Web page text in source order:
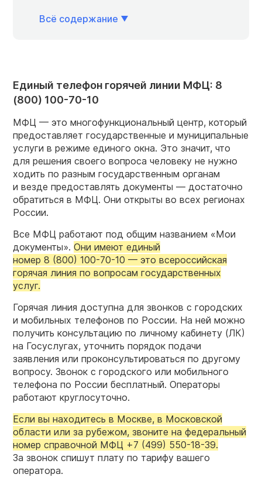
Всё содержание
Единый телефон горячей линии МФЦ: 8
(800) 100-70-10
МФЦ — это многофункциональный центр, который
предоставляет государственные и муниципальные
услуги в режиме единого окна. Это значит, что
для решения своего вопроса человеку не нужно
ходить по разным государственным органам
и везде предоставлять документы — достаточно
обратиться в МФЦ. Они открыты во всех регионах
России.
Все МФЦ работают под общим названием «Мои
документы». Они имеют единый
номер 8 (800) 100-70-10 — это всероссийская
горячая линия по вопросам государственных
услуг.
Горячая линия доступна для звонков с городских
и мобильных телефонов по России. На ней можно
получить консультацию по личному кабинету (ЛК)
на Госуслугах, уточнить порядок подачи
заявления или проконсультироваться по другому
вопросу. Звонок с городского или мобильного
телефона по России бесплатный. Операторы
работают круглосуточно.
Если вы находитесь в Москве, в Московской
области или за рубежом, звоните на федеральный
номер справочной МФЦ +7 (499) 550-18-39.
За звонок спишут плату по тарифу вашего
оператора.